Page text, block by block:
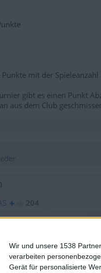
Wir und unsere 1538
verarbeiten
Gerät für personalisierte
mit der
gibt es einen Punkt
aus dem Club
bunny 960
268